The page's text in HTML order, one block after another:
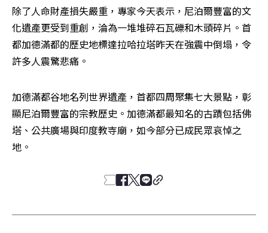
除了人命財產損失嚴重，專家今天表示，尼泊爾豐富的文
化遺產更受到重創，淪為一堆堆碎石瓦礫和木頭碎片。首
都加德滿都的歷史地標達拉哈拉塔昨天在強震中倒塌，令
許多人震驚悲痛。
加德滿都谷地名列世界遺產，首都四周聚集七大景點，彰
顯尼泊爾豐富的宗教歷史。加德滿都最知名的古蹟包括佛
塔、公共廣場與印度教寺廟，如今部分已成民眾哀悼之
地。